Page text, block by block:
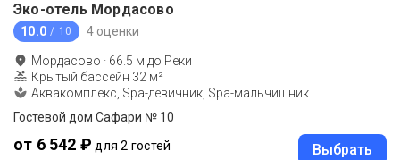
Эко-отель Мордасово
10.0 / 10 4 оценки
Мордасово · 66.5 м до Реки
Крытый бассейн 32 м²
Аквакомплекс, Spa-девичник, Spa-мальчишник
Гостевой дом Сафари № 10
от 6 542 ₽ для 2 гостей Выбрать